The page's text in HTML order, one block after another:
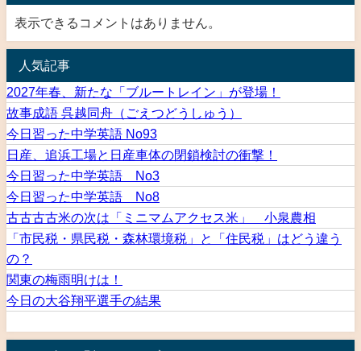
表示できるコメントはありません。
人気記事
2027年春、新たな「ブルートレイン」が登場！
故事成語 呉越同舟（ごえつどうしゅう）
今日習った中学英語 No93
日産、追浜工場と日産車体の閉鎖検討の衝撃！
今日習った中学英語 No3
今日習った中学英語 No8
古古古古米の次は「ミニマムアクセス米」 小泉農相
「市民税・県民税・森林環境税」と「住民税」はどう違う
の？
関東の梅雨明けは！
今日の大谷翔平選手の結果